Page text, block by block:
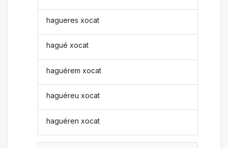
hagueres xocat
hagué xocat
haguérem xocat
haguéreu xocat
haguéren xocat